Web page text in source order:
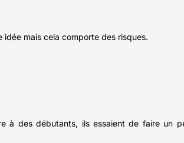
idée mais cela comporte des risques.
à des débutants, ils essaient de faire un